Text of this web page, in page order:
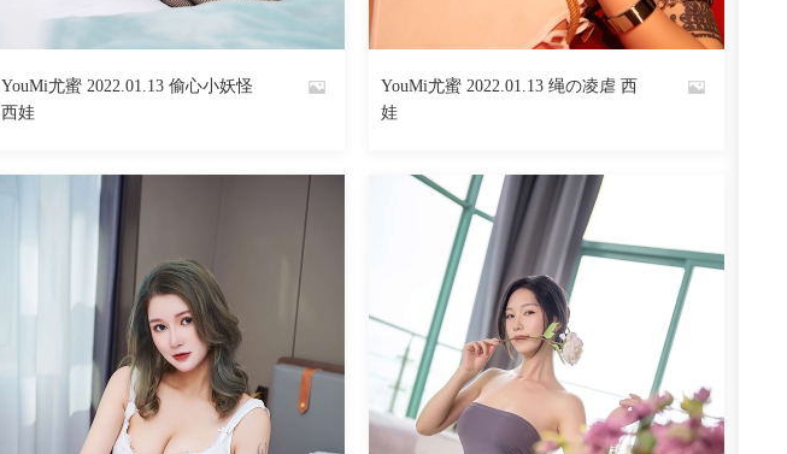
By
YouMi尤蜜 2022.01.13 偷心小妖怪
西娃
4544 阅读 0 回复
By
YouMi尤蜜 2022.01.13 绳の凌虐 西
娃